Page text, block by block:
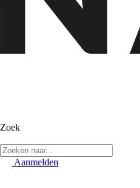
Zoek
Aanmelden